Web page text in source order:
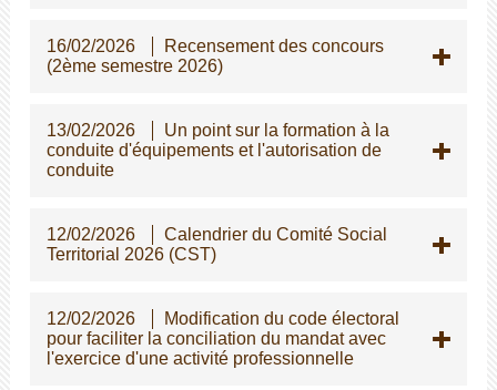
16/02/2026
Recensement des concours
(2ème semestre 2026)
13/02/2026
Un point sur la formation à la
conduite d'équipements et l'autorisation de
conduite
12/02/2026
Calendrier du Comité Social
Territorial 2026 (CST)
12/02/2026
Modification du code électoral
pour faciliter la conciliation du mandat avec
l'exercice d'une activité professionnelle